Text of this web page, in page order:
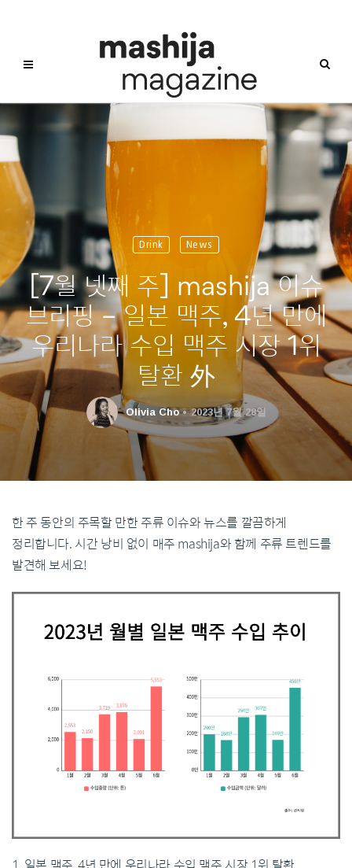
Drink News
[7월 넷째 주] mashija 이슈
브리핑 – 일본 맥주, 4년 만에
우리나라 수입 맥주 시장 1위
탈환 外
Olivia Cho 2023년 7월 28일
한 주 동안의 주목할 만한 주류 이슈와 뉴스를 깔끔하게
정리합니다. 시간 낭비 없이 매주 mashija와 함께 주류 트렌드를
발견해 보세요!